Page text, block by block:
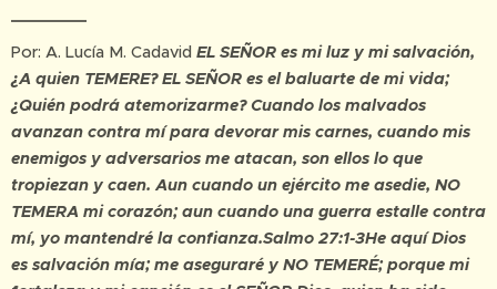
Por: A. Lucía M. Cadavid EL SEÑOR es mi luz y mi salvación,
¿A quien TEMERE? EL SEÑOR es el baluarte de mi vida;
¿Quién podrá atemorizarme? Cuando los malvados
avanzan contra mí para devorar mis carnes, cuando mis
enemigos y adversarios me atacan, son ellos lo que
tropiezan y caen. Aun cuando un ejército me asedie, NO
TEMERA mi corazón; aun cuando una guerra estalle contra
mí, yo mantendré la confianza.Salmo 27:1-3He aquí Dios
es salvación mía; me aseguraré y NO TEMERÉ; porque mi